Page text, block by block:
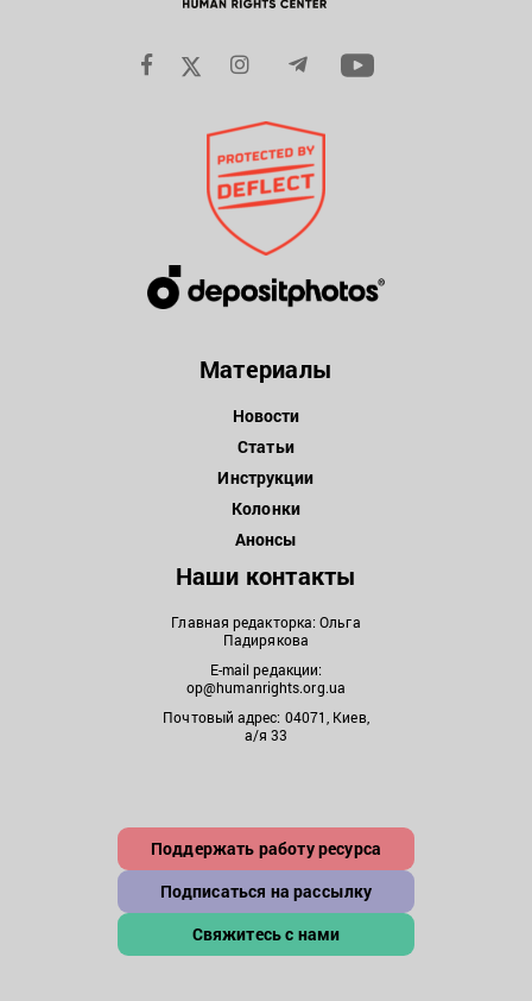
Материалы
Новости
Статьи
Инструкции
Колонки
Анонсы
Наши контакты
Главная редакторка: Ольга
Падирякова
E-mail редакции:
op@humanrights.org.ua
Почтовый адрес: 04071, Киев,
а/я 33
Поддержать работу ресурса
Подписаться на рассылку
Свяжитесь с нами